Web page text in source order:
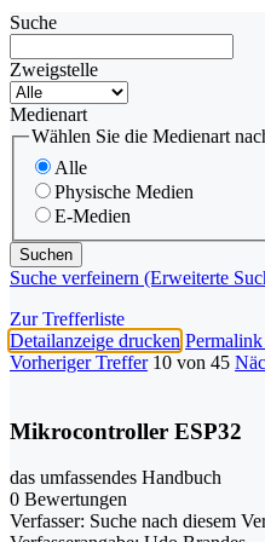
Suche
Zweigstelle
Medienart
Wählen Sie die Medienart
Alle
Physische Medien
E-Medien
Suche verfeinern (Erweiterte
Zur Trefferliste
Detailanzeige drucken
Vorheriger Treffer 10 von 45
Mikrocontroller ESP32
das umfassendes Handbuch
0 Bewertungen
Verfasser: Suche nach diesem